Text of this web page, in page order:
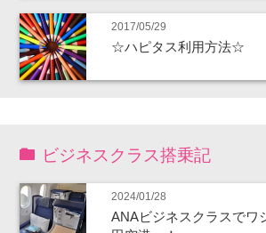
2017/05/29
☆ハピタス利用方法☆
ビジネスクラス搭乗記
2024/01/28
ANAビジネスクラスでワ